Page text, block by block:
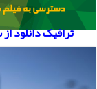
ترافیک دانلود